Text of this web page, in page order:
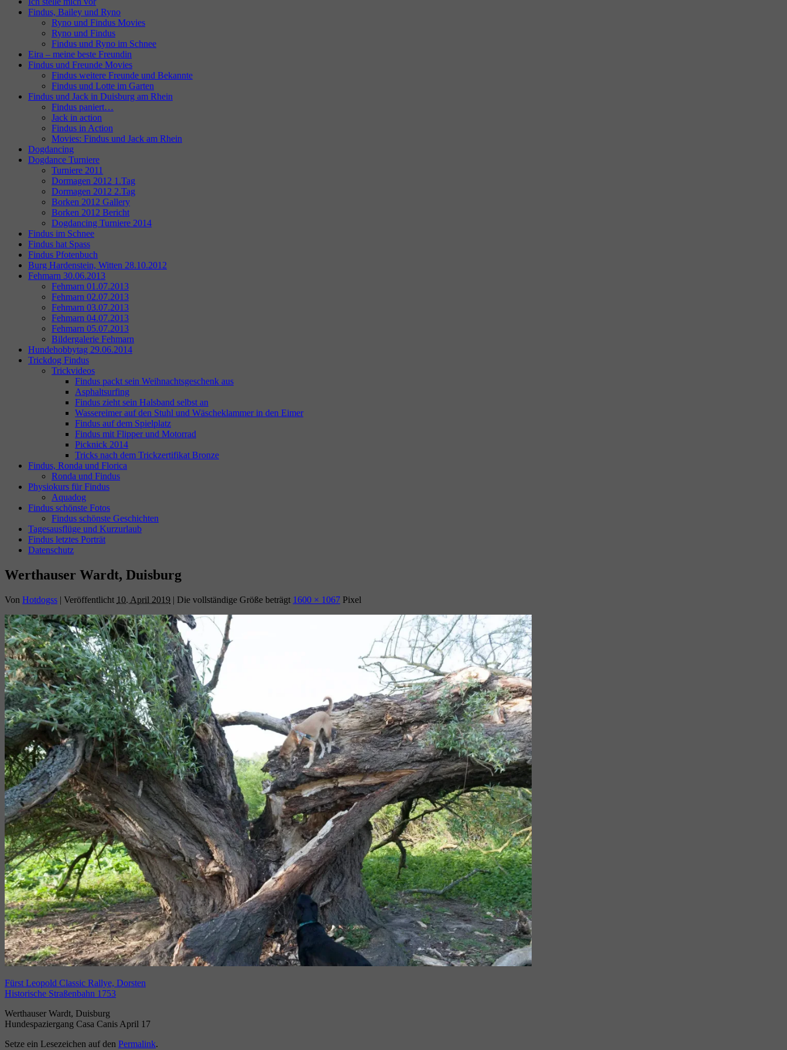
Findus, Bailey und Ryno
Ryno und Findus Movies
Ryno und Findus
Findus und Ryno im Schnee
Eira – meine beste Freundin
Findus und Freunde Movies
Findus weitere Freunde und Bekannte
Findus und Lotte im Garten
Findus und Jack in Duisburg am Rhein
Findus paniert…
Jack in action
Findus in Action
Movies: Findus und Jack am Rhein
Dogdancing
Dogdance Turniere
Turniere 2011
Dormagen 2012 1.Tag
Dormagen 2012 2.Tag
Borken 2012 Gallery
Borken 2012 Bericht
Dogdancing Turniere 2014
Findus im Schnee
Findus hat Spass
Findus Pfotenbuch
Burg Hardenstein, Witten 28.10.2012
Fehmarn 30.06.2013
Fehmarn 01.07.2013
Fehmarn 02.07.2013
Fehmarn 03.07.2013
Fehmarn 04.07.2013
Fehmarn 05.07.2013
Bildergalerie Fehmarn
Hundehobbytag 29.06.2014
Trickdog Findus
Trickvideos
Findus packt sein Weihnachtsgeschenk aus
Asphaltsurfing
Findus zieht sein Halsband selbst an
Wassereimer auf den Stuhl und Wäscheklammer in den Eimer
Findus auf dem Spielplatz
Findus mit Flipper und Motorrad
Picknick 2014
Tricks nach dem Trickzertifikat Bronze
Findus, Ronda und Florica
Ronda und Findus
Physiokurs für Findus
Aquadog
Findus schönste Fotos
Findus schönste Geschichten
Tagesausflüge und Kurzurlaub
Findus letztes Porträt
Datenschutz
Werthauser Wardt, Duisburg
Von Hotdogss | Veröffentlicht 10. April 2019 | Die vollständige Größe beträgt 1600 × 1067 Pixel
Fürst Leopold Classic Rallye, Dorsten
Historische Straßenbahn 1753
Werthauser Wardt, Duisburg
Hundespaziergang Casa Canis April 17
Setze ein Lesezeichen auf den Permalink.